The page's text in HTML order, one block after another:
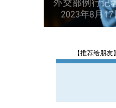
【推荐给朋友】